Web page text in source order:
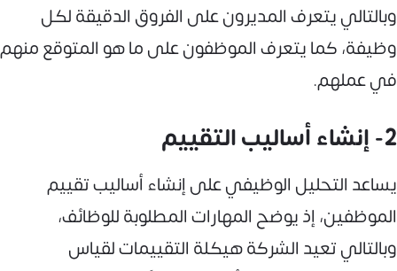
وبالتالي يتعرف المديرون على الفروق الدقيقة لكل
وظيفة، كما يتعرف الموظفون على ما هو المتوقع منهم
في عملهم.
2- إنشاء أساليب التقييم
يساعد التحليل الوظيفي على إنشاء أساليب تقييم
الموظفين، إذ يوضح المهارات المطلوبة للوظائف،
وبالتالي تعيد الشركة هيكلة التقييمات لقياس